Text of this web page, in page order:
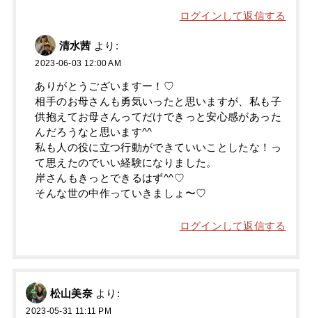
ログインして返信する
清水茜 より:
2023-06-03 12:00 AM
ありがとうございますー！♡
相手のお母さんも勇気いったと思いますが、私も子
供抱えてお母さんってだけできっと安心感があった
んだろうなと思います^^
私も人の役に立つ行動ができていいことしたな！っ
て思えたのでいい経験になりました。
岸さんもきっとできるはず^^♡
そんな世の中作っていきましょ〜♡
ログインして返信する
松山美奈 より:
2023-05-31 11:11 PM